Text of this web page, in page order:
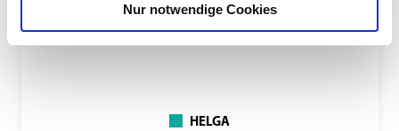
Nur notwendige Cookies
HELGA